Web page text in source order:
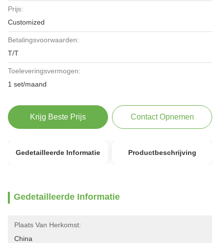
Prijs:
Customized
Betalingsvoorwaarden:
T/T
Toeleveringsvermogen:
1 set/maand
Krijg Beste Prijs Contact Opnemen
Gedetailleerde Informatie Productbeschrijving
Gedetailleerde Informatie
Plaats Van Herkomst:
China